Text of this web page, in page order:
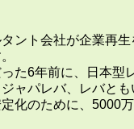
ント会社が企業再
た6年前に、日本型
ジャパレバ、レバと
化のために、5000